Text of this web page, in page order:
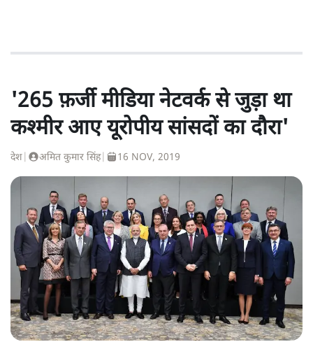
'265 फ़र्जी मीडिया नेटवर्क से जुड़ा था
कश्मीर आए यूरोपीय सांसदों का दौरा'
देश अमित कुमार सिंह| 16 NOV, 2019